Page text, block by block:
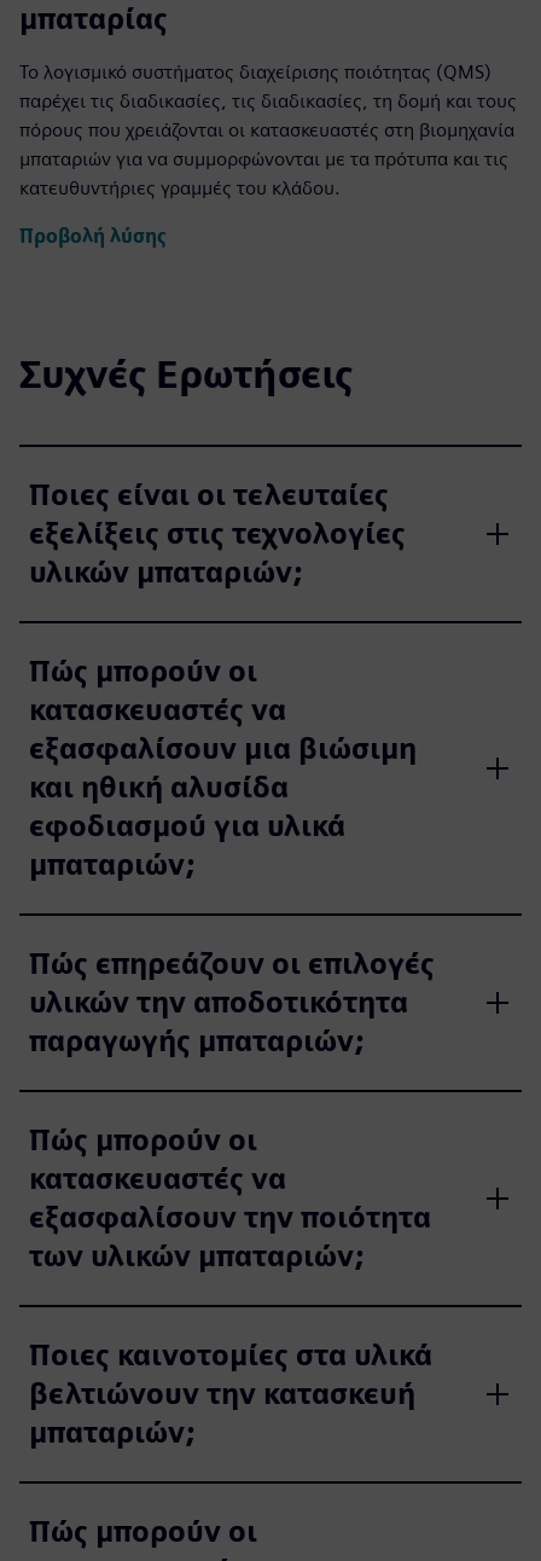
μπαταρίας
Το λογισμικό συστήματος διαχείρισης ποιότητας (QMS)
παρέχει τις διαδικασίες, τις διαδικασίες, τη δομή και τους
πόρους που χρειάζονται οι κατασκευαστές στη βιομηχανία
μπαταριών για να συμμορφώνονται με τα πρότυπα και τις
κατευθυντήριες γραμμές του κλάδου.
Προβολή λύσης
Συχνές Ερωτήσεις
Ποιες είναι οι τελευταίες
εξελίξεις στις τεχνολογίες
υλικών μπαταριών;
Πώς μπορούν οι
κατασκευαστές να
εξασφαλίσουν μια βιώσιμη
και ηθική αλυσίδα
εφοδιασμού για υλικά
μπαταριών;
Πώς επηρεάζουν οι επιλογές
υλικών την αποδοτικότητα
παραγωγής μπαταριών;
Πώς μπορούν οι
κατασκευαστές να
εξασφαλίσουν την ποιότητα
των υλικών μπαταριών;
Ποιες καινοτομίες στα υλικά
βελτιώνουν την κατασκευή
μπαταριών;
Πώς μπορούν οι